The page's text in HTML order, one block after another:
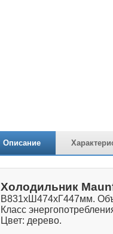
Описание
Холодильник
В831хШ474хГ447мм.
Класс
Цвет: дерево.